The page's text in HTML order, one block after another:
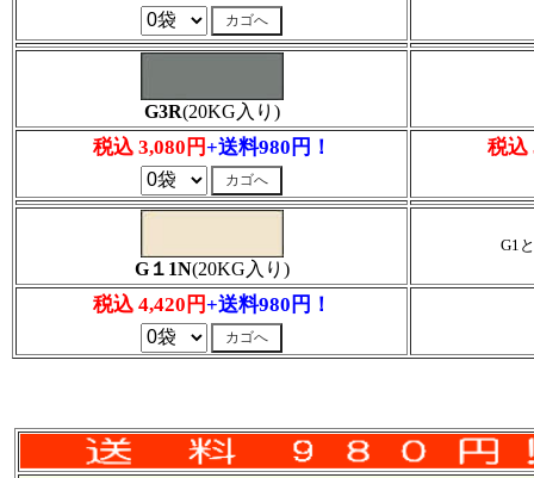
G3R(20KG入り)
税込 3,080円+送料980円！ 税込
G１1N(20KG入り)
G1
税込 4,420円+送料980円！